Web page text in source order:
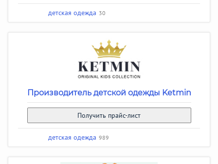
детская одежда 30
Производитель детской одежды Ketmin
Получить прайс-лист
детская одежда 989